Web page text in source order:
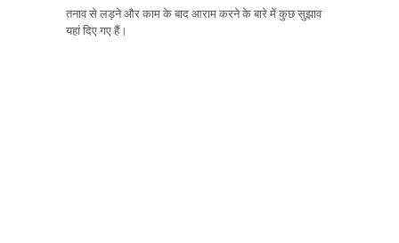
तनाव से लड़ने और काम के बाद आराम करने के बारे में कुछ सुझाव
यहां दिए गए हैं।